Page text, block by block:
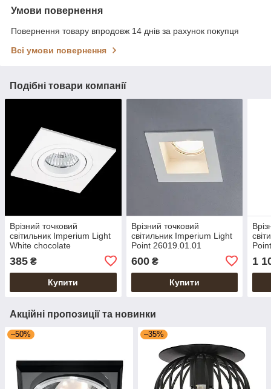
Умови повернення
Повернення товару впродовж 14 днів за рахунок покупця
Всі умови повернення
Подібні товари компанії
Врізний точковий
світильник Imperium Light
White chocolate
385 ₴
Купити
Врізний точковий
світильник Imperium Light
Point 26019.01.01
600₴
Купити
1
Акційні пропозиції та новинки
–50% –35%